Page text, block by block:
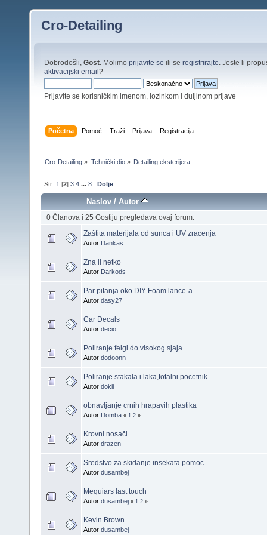
Cro-Detailing
Dobrodošli, Gost . Molimo prijavite se ili se registrirajte . Jeste li
aktivacijski email?
Prijavite se korisničkim imenom, lozinkom i duljinom prijave
Početna Pomoć Traži Prijava Registracija
Cro-Detailing » Tehnički dio» Detailing eksterijera
Str: 1 [2]3 4 ...8 Dolje
Naslov /Autor
0 Članova i 25 Gostiju pregledava ovaj forum.
Zaštita materijala od sunca i UV zracenja
Autor Dankas
Zna li netko
Autor Darkods
Par pitanja oko DIY Foam lance-a
Autor dasy27
Car Decals
Autor decio
Poliranje felgi do visokog sjaja
Autor dodoonn
Poliranje stakala i laka,totalni pocetnik
Autor dokii
obnavljanje crnih hrapavih plastika
Autor Domba « 1 2 »
Krovni nosači
Autor drazen
Sredstvo za skidanje insekata pomoc
Autor dusambej
Mequiars last touch
Autor dusambej « 1 2 »
Kevin Brown
Autor dusambej